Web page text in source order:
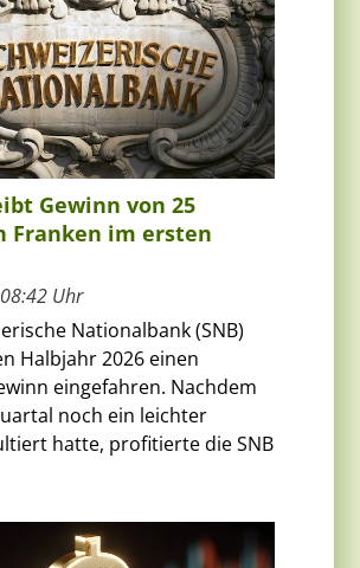
Gewinn von 25
Franken im ersten
Uhr
Nationalbank (SNB)
Halbjahr 2026 einen
eingefahren. Nachdem
noch ein leichter
hatte, profitierte die SNB